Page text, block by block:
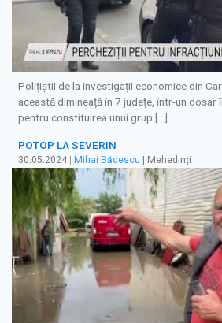
Polițiștii de la investigații economice din
această dimineață în 7 județe, într-un dosar
pentru constituirea unui grup […]
POTOP LA SEVERIN
30.05.2024 Mihai Bădescu | Mehedinți